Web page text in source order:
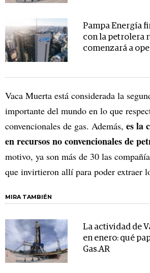
Pampa Energía
con la petrolera
comenzará a
Vaca Muerta está considerada la
importante del mundo en lo que
convencionales de gas. Además, es la
en recursos no convencionales de
motivo, ya son más de 30 las
que invirtieron allí para poder extraer
MIRA TAMBIÉN
La actividad de
en enero: qué
Gas.AR